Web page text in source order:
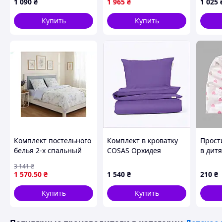
Купить
Подростковый 1,5 на
резинке Купить
Комплект постельного
белья 2-х спальный
животных с
простыней на резинке
50х70 арт25417
1 570.50 ₴
3 141₴
Купить
Комплект в кроватку
COSAS Орхидея
P8M652B186
1 540 ₴
Купить
в
210 ₴